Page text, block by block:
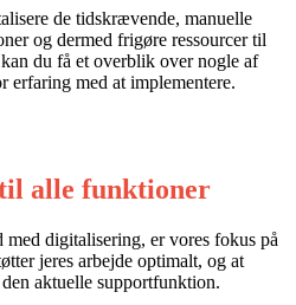
de tidskrævende, manuelle
og dermed frigøre ressourcer til
du få et overblik over nogle af
erfaring med at implementere.
alle funktioner
digitalisering, er vores fokus på
jeres arbejde optimalt, og at
aktuelle supportfunktion.